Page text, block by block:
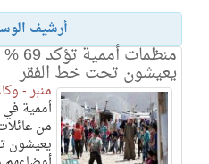
أرشيف
يعيشون تحت خط الفقر
منبر -
من
يعيشون